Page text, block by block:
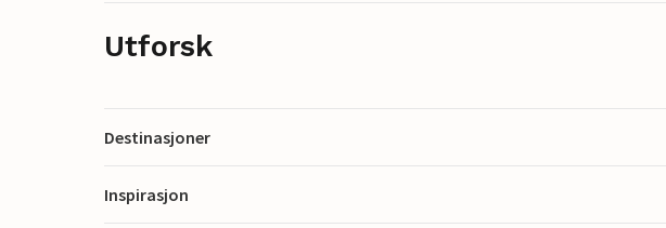
Utforsk
Destinasjoner
Inspirasjon